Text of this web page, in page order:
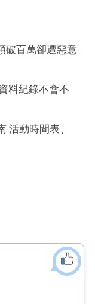
破百萬卻遭惡意
料紀錄不會不
活動時間表、